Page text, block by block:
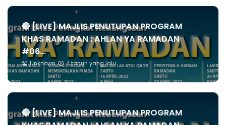
🔴 [LIVE] MAJLIS PENUTUPAN PROGRAM
KHAS RAMADAN : AHLAN YA RAMADAN
#06...
Unknown 4 tahun yang lalu
🔴 [LIVE] MAJLIS PENUTUPAN PROGRAM